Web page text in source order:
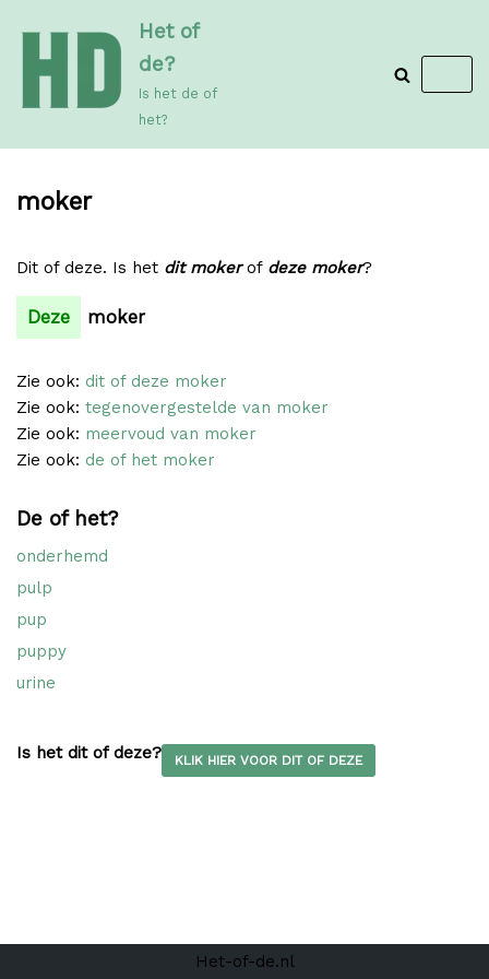
de
inhoud
Het of
de?
Is het de of
het?
moker
Dit of deze. Is het dit mokerof deze moker?
Deze moker
Zie ook: dit of deze moker
Zie ook: tegenovergestelde van moker
Zie ook: meervoud van moker
Zie ook: de of het moker
De of het?
onderhemd
pulp
pup
puppy
urine
Is het dit of deze? KLIK HIER VOOR DIT OF DEZE
Het-of-de.nl